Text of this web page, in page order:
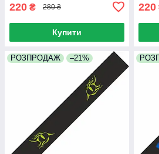
220 ₴ 280 ₴
Купити
220
РОЗПРОДАЖ –21%